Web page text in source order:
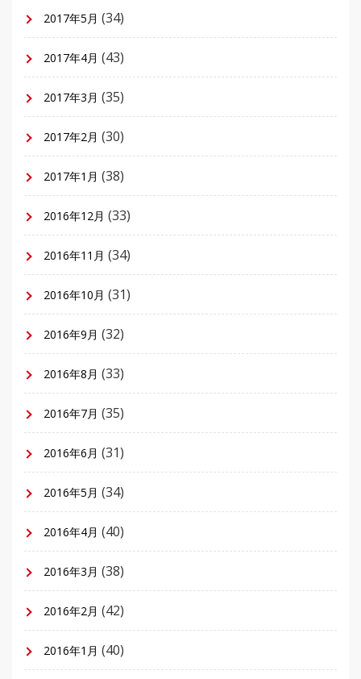
2017年5月 (34)
2017年4月 (43)
2017年3月 (35)
2017年2月 (30)
2017年1月 (38)
2016年12月 (33)
2016年11月 (34)
2016年10月 (31)
2016年9月 (32)
2016年8月 (33)
2016年7月 (35)
2016年6月 (31)
2016年5月 (34)
2016年4月 (40)
2016年3月 (38)
2016年2月 (42)
2016年1月 (40)